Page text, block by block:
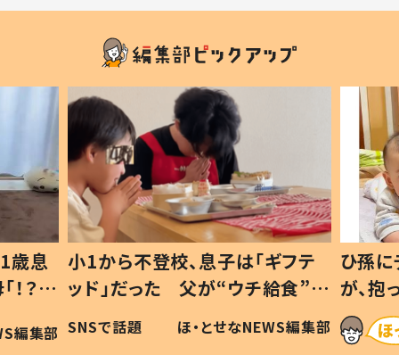
歳息
？」
編集部
小1から不登校、息子は「ギフテ
ッド」だった 父が“ウチ給食”を
作り続ける理由とは #令和の親
#令和の子
SNSで話題 ほ・とせなNEWS編集部
ひ孫
が、
「涙が
い」